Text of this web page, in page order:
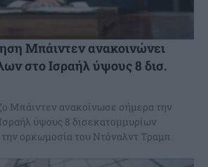
Μπάιντεν ανακοινώνει
στο Ισραήλ ύψους 8 δισ.
Μπάιντεν ανακοίνωσε σήμερα την
ύψους 8 δισεκατομμυρίων
την ορκωμοσία του Ντόναλντ Τραμπ.